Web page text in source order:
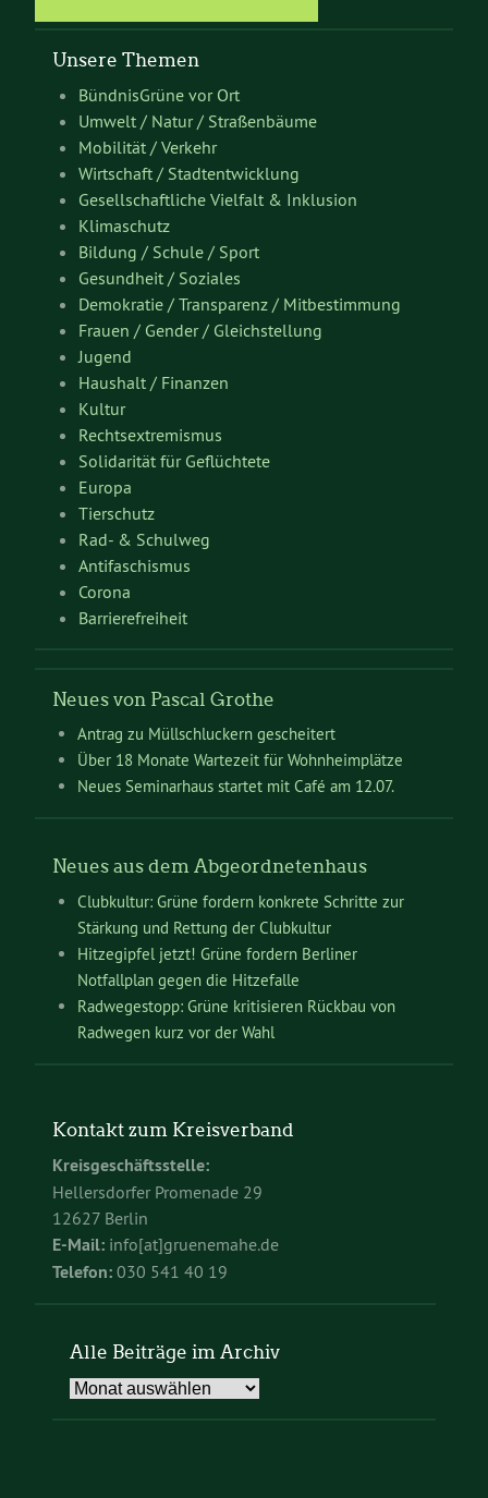
Unsere Themen
BündnisGrüne vor Ort
Umwelt / Natur / Straßenbäume
Mobilität / Verkehr
Wirtschaft / Stadtentwicklung
Gesellschaftliche Vielfalt & Inklusion
Klimaschutz
Bildung / Schule / Sport
Gesundheit / Soziales
Demokratie / Transparenz / Mitbestimmung
Frauen / Gender / Gleichstellung
Jugend
Haushalt / Finanzen
Kultur
Rechtsextremismus
Solidarität für Geflüchtete
Europa
Tierschutz
Rad- & Schulweg
Antifaschismus
Corona
Barrierefreiheit
Neues von Pascal Grothe
Antrag zu Müllschluckern gescheitert
Über 18 Monate Wartezeit für Wohnheimplätze
Neues Seminarhaus startet mit Café am 12.07.
Neues aus dem Abgeordnetenhaus
Clubkultur: Grüne fordern konkrete Schritte zur
Stärkung und Rettung der Clubkultur
Hitzegipfel jetzt! Grüne fordern Berliner
Notfallplan gegen die Hitzefalle
Radwegestopp: Grüne kritisieren Rückbau von
Radwegen kurz vor der Wahl
Kontakt zum Kreisverband
Kreisgeschäftsstelle:
Hellersdorfer Promenade 29
12627 Berlin
E-Mail: info[at]gruenemahe.de
Telefon: 030 541 40 19
Alle Beiträge im Archiv
Alle